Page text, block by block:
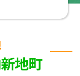
地町